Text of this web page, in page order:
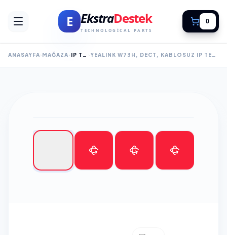
E EkstraDestek
TECHNOLOGICAL PARTS
0
ANASAYFA MAĞAZA IP TELEFONLAR YEALINK W73H, DECT, KABLOSUZ IP TELEFON, SIYAH, 1.8" RENKLI EKRAN, 35 SAAT KONUŞMA, 400 SAAT BEKLEME